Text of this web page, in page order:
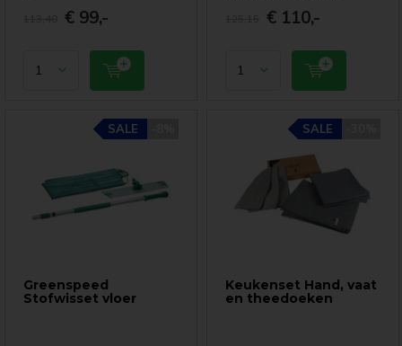
€ 99,- € 110,-
Greenspeed
Stofwisset vloer
SALE
Keukenset Hand, vaat
en theedoeken
SALE